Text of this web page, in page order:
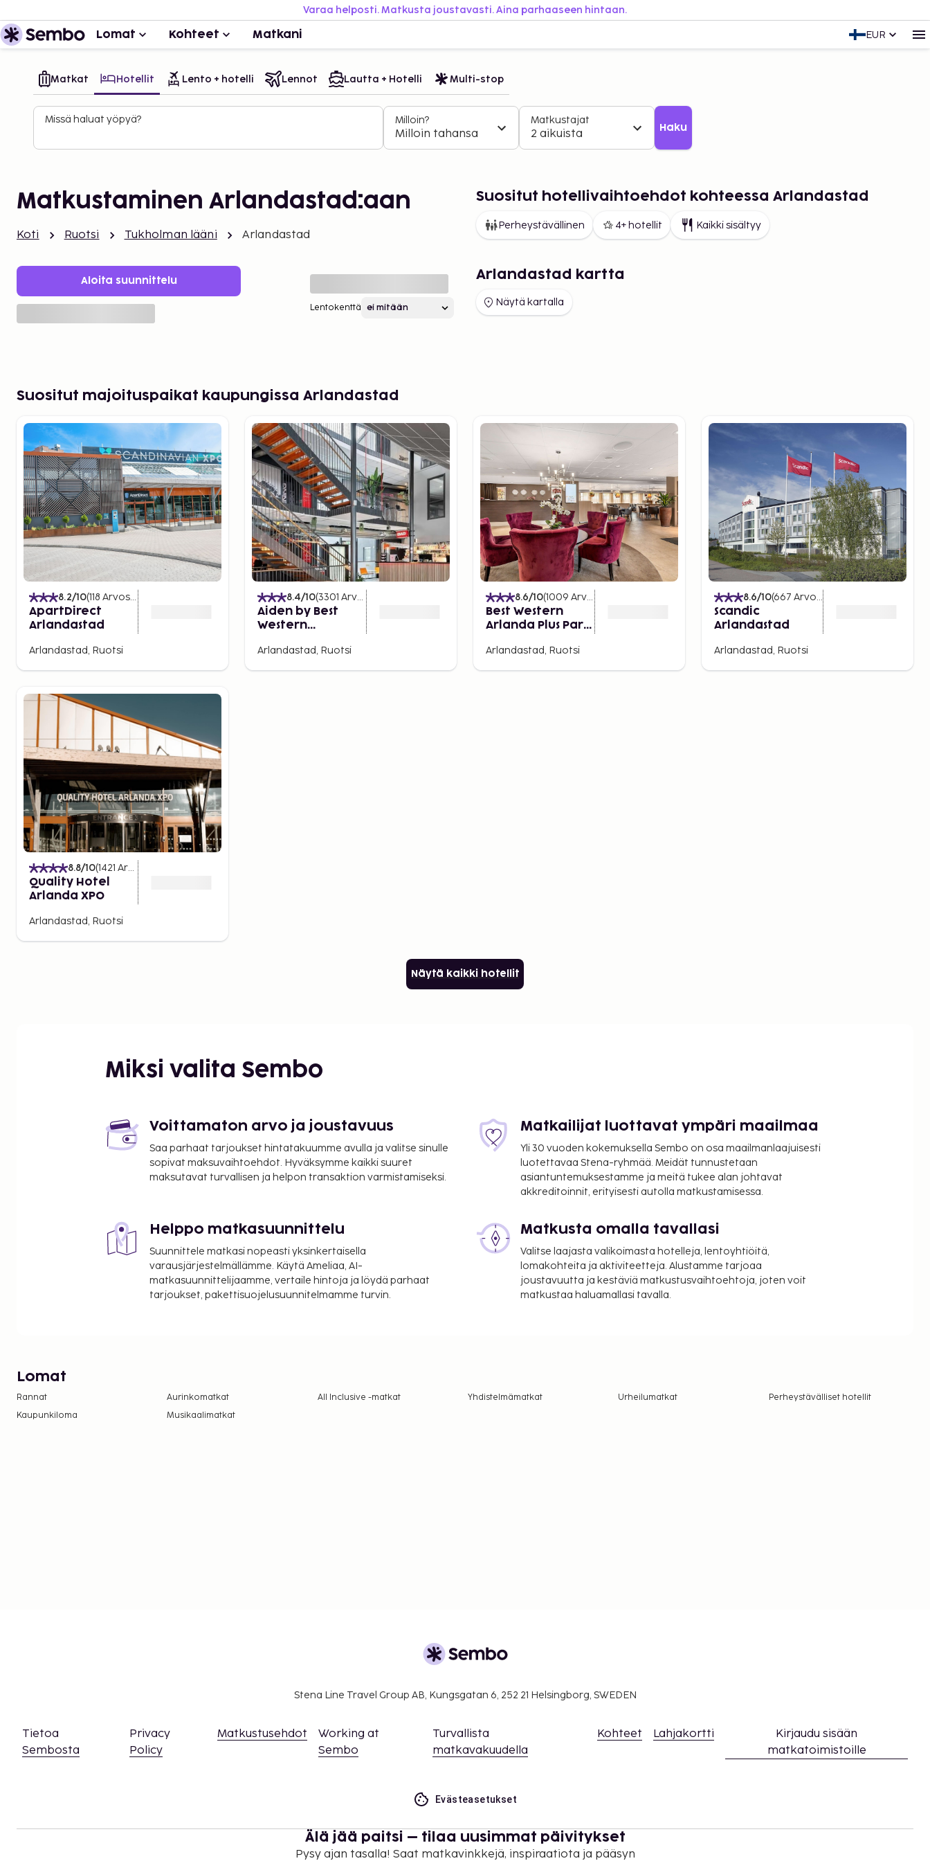
Varaa helposti. Matkusta joustavasti. Aina parhaaseen hintaan.
Lomat Kohteet Matkani EUR
Matkat Hotellit Lento + hotelli Lennot Lautta + Hotelli Multi-stop
Missä haluat yöpyä? Milloin?
Milloin tahansa
Matkustajat
2 aikuista Haku
Matkustaminen Arlandastad:aan
Koti Ruotsi Tukholman lääni Arlandastad
Aloita suunnittelu
Lentokenttä
Suositut hotellivaihtoehdot kohteessa Arlandastad
Perheystävällinen 4+ hotellit Kaikki sisältyy
Arlandastad kartta
Näytä kartalla
Suositut majoituspaikat kaupungissa Arlandastad
8.2/10(118 Arvostelut
ApartDirect
Arlandastad
Arlandastad, Ruotsi
8.4/10(3301 Arvostelut
Aiden by Best
Western
Arlanda Airport
Arlandastad, Ruotsi
8.6/10(1009 Arvostelut
Best Western
Arlanda Plus Park
Arlandastad, Ruotsi
8.6/10(667 Arvostelut
Scandic
Arlandastad
Arlandastad, Ruotsi
8.8/10(1421 Arvostelut
Quality Hotel
Arlanda XPO
Arlandastad, Ruotsi
Näytä kaikki hotellit
Miksi valita Sembo
Voittamaton arvo ja joustavuus
Saa parhaat tarjoukset hintatakuumme avulla ja valitse sinulle
sopivat maksuvaihtoehdot. Hyväksymme kaikki suuret
maksutavat turvallisen ja helpon transaktion varmistamiseksi.
Matkailijat luottavat ympäri maailmaa
Yli 30 vuoden kokemuksella Sembo on osa maailmanlaajuisesti
luotettavaa Stena-ryhmää. Meidät tunnustetaan
asiantuntemuksestamme ja meitä tukee alan johtavat
akkreditoinnit, erityisesti autolla matkustamisessa.
Helppo matkasuunnittelu
Suunnittele matkasi nopeasti yksinkertaisella
varausjärjestelmällämme. Käytä Ameliaa, AI-
matkasuunnittelijaamme, vertaile hintoja ja löydä parhaat
tarjoukset, pakettisuojelusuunnitelmamme turvin.
Matkusta omalla tavallasi
Valitse laajasta valikoimasta hotelleja, lentoyhtiöitä,
lomakohteita ja aktiviteetteja. Alustamme tarjoaa
joustavuutta ja kestäviä matkustusvaihtoehtoja, joten voit
matkustaa haluamallasi tavalla.
Lomat
Rannat Aurinkomatkat All Inclusive -matkat Yhdistelmämatkat Urheilumatkat
Perheystävälliset hotellit
Kaupunkiloma
Musikaalimatkat
Stena Line Travel Group AB, Kungsgatan 6, 252 21 Helsingborg, SWEDEN
Tietoa
Sembosta
Privacy
Policy
Matkustusehdot
Working at
Sembo
Turvallista
matkavakuudella
Kohteet Lahjakortti
Kirjaudu sisään
matkatoimistoille
Evästeasetukset
Älä jää paitsi – tilaa uusimmat päivitykset
Pysy ajan tasalla! Saat matkavinkkejä, inspiraatiota ja pääsyn